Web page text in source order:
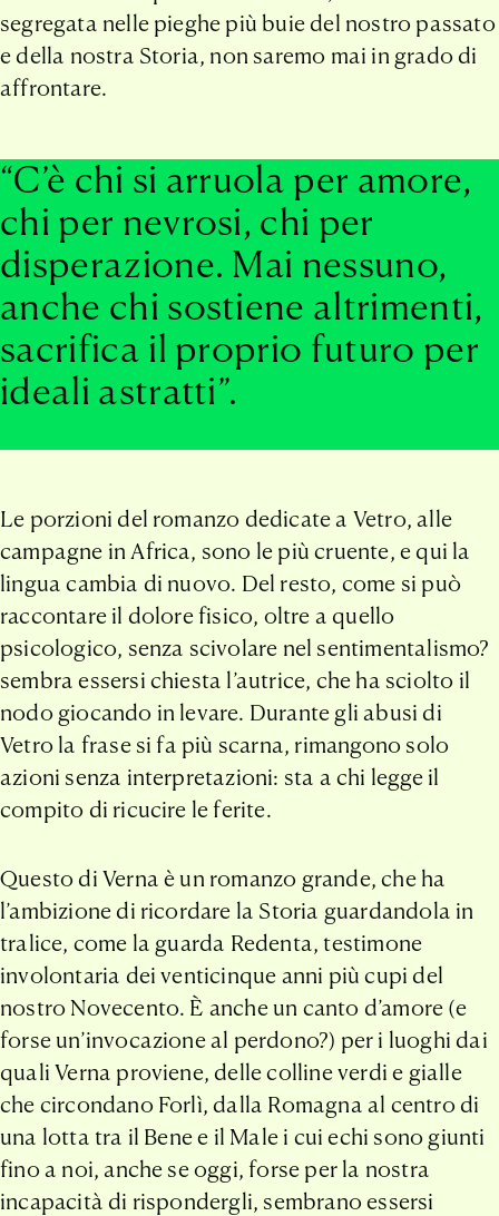
segregata nelle pieghe più buie del nostro passato
e della nostra Storia, non saremo mai in grado di
affrontare.
“C’è chi si arruola per amore,
chi per nevrosi, chi per
disperazione. Mai nessuno,
anche chi sostiene altrimenti,
sacrifica il proprio futuro per
ideali astratti”.
Le porzioni del romanzo dedicate a Vetro, alle
campagne in Africa, sono le più cruente, e qui la
lingua cambia di nuovo. Del resto, come si può
raccontare il dolore fisico, oltre a quello
psicologico, senza scivolare nel sentimentalismo?
sembra essersi chiesta l’autrice, che ha sciolto il
nodo giocando in levare. Durante gli abusi di
Vetro la frase si fa più scarna, rimangono solo
azioni senza interpretazioni: sta a chi legge il
compito di ricucire le ferite.
Questo di Verna è un romanzo grande, che ha
l’ambizione di ricordare la Storia guardandola in
tralice, come la guarda Redenta, testimone
involontaria dei venticinque anni più cupi del
nostro Novecento. È anche un canto d’amore (e
forse un’invocazione al perdono?) per i luoghi dai
quali Verna proviene, delle colline verdi e gialle
che circondano Forlì, dalla Romagna al centro di
una lotta tra il Bene e il Male i cui echi sono giunti
fino a noi, anche se oggi, forse per la nostra
incapacità di rispondergli, sembrano essersi